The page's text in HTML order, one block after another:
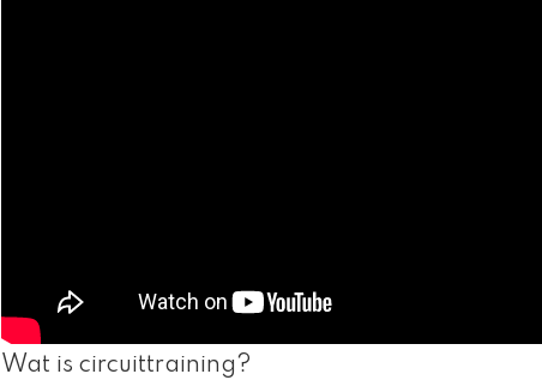
Wat is circuittraining?